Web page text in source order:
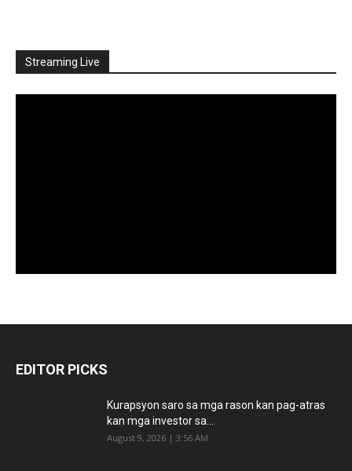
Streaming Live
EDITOR PICKS
Kurapsyon saro sa mga rason kan pag-atras
kan mga investor sa...
August 9, 2026 | 3:56 AM